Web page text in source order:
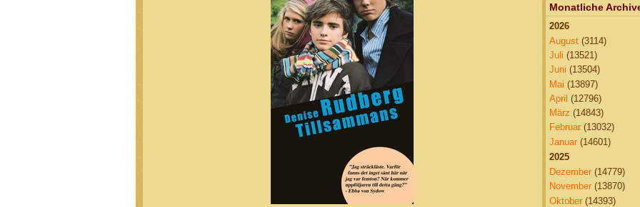
Monatliche
2026
August(3114)
Juli (13521)
Juni (13504)
Mai (13897)
April (12796)
März (14843)
Februar(13032)
Januar(14601)
2025
Dezember(14779)
November(13870)
Oktober(14393)